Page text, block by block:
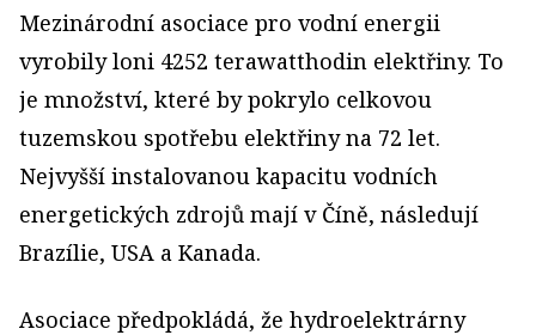
Mezinárodní asociace pro vodní energii
vyrobily loni 4252 terawatthodin elektřiny. To
je množství, které by pokrylo celkovou
tuzemskou spotřebu elektřiny na 72 let.
Nejvyšší instalovanou kapacitu vodních
energetických zdrojů mají v Číně, následují
Brazílie, USA a Kanada.
Asociace předpokládá, že hydroelektrárny